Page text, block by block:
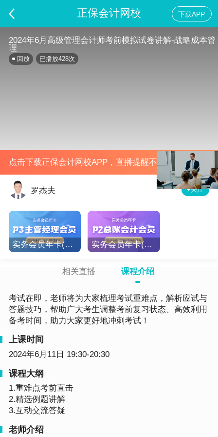
正保会计网校 下载APP
2024年6月高级管理会计师考前模拟试卷讲解-战略成本管
理
回放 已播放428次
点击下载正保会计网校APP，直播提醒不错过
罗杰夫 +关注
实务会员年卡(P3主管经理) 实务会员年卡(P2总账会计)
相关直播 课程介绍
考试在即，老师将为大家梳理考试重难点，解析应试与
答题技巧，帮助广大考生调整考前复习状态、高效利用
备考时间，助力大家更好地冲刺考试！
上课时间
2024年6月11日 19:30-20:30
课程大纲
1.重难点考前直击
2.精选例题讲解
3.互动交流答疑
老师介绍